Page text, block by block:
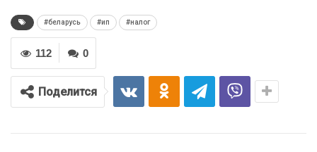
#беларусь #ип #налог
0
112
Поделится